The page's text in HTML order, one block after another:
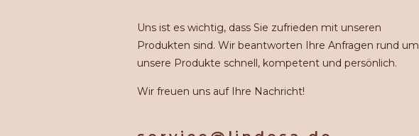
Uns ist es wichtig, dass Sie zufrieden mit unseren
Produkten sind. Wir beantworten Ihre Anfragen rund um
unsere Produkte schnell, kompetent und persönlich.
Wir freuen uns auf Ihre Nachricht!